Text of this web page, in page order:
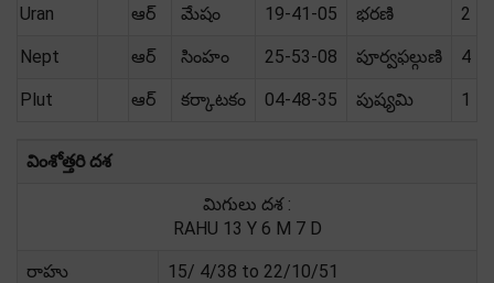
Uran ఆర్ మేషం 19-41-05 భరణి 2
Nept ఆర్ సింహం 25-53-08 పూర్వఫల్గుణి 4
Plut ఆర్ కర్కాటకం 04-48-35 పుష్యమి 1
వింశోత్తరి దశ
మిగులు దశ :
RAHU 13 Y 6 M 7 D
రాహు 15/ 4/38 to 22/10/51